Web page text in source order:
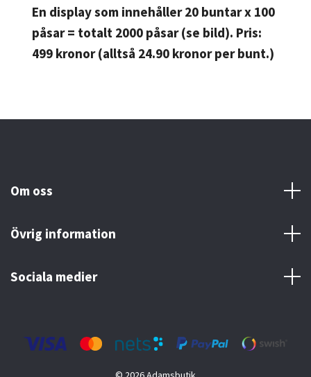
En display som innehåller 20 buntar x 100
påsar = totalt 2000 påsar (se bild). Pris:
499 kronor (alltså 24.90 kronor per bunt.)
Om oss
Övrig information
Sociala medier